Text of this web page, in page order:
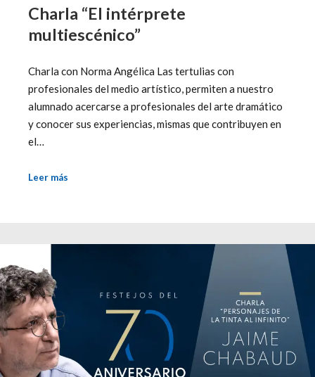
Charla “El intérprete
multiescénico”
Charla con Norma Angélica Las tertulias con
profesionales del medio artístico, permiten a nuestro
alumnado acercarse a profesionales del arte dramático
y conocer sus experiencias, mismas que contribuyen en
el…
Leer más